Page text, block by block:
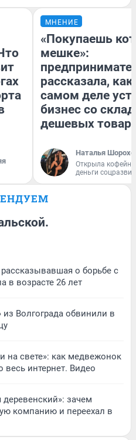
МНЕНИЕ
«Покупаешь
мешке»:
рассказала, как
самом деле
бизнес со
дешевых
Наталья
Открыла
деньги
о борьбе с
в возрасте 26 лет
Волгограда обвинили в
на свете»: как медвежонок
интернет. Видео
зачем
компанию и переехал в